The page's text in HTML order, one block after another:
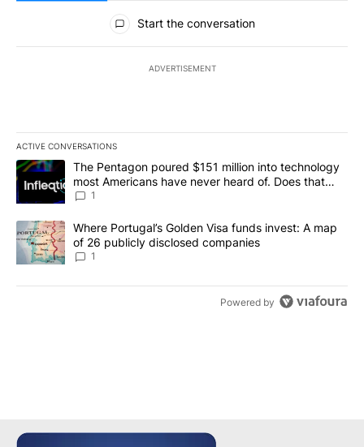
All Comments
Start the conversation
ADVERTISEMENT
ACTIVE CONVERSATIONS
The following is a list of the most commented articles in the last
A trending article titled "The Pentagon poured $151 million into
The Pentagon poured $151 million into technology
most Americans have never heard of. Does that
make it a good investment?
1
A trending article titled "Where Portugal’s Golden Visa funds
Where Portugal’s Golden Visa funds invest: A map
of 26 publicly disclosed companies
1
Powered by